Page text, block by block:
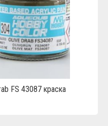
FS 43087 краска